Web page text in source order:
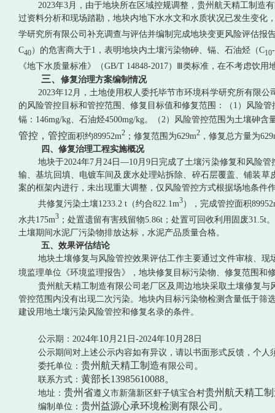
2023年3月，由于地块所在区域控规调整， 贵州航天精工制造
过资料分析和现场踏勘，地块内地下水水文和水质状况已发生变
学研究所有限公司补充调查与评估并编制完成地块变更风险评估
C40）的危害商大于1 ，表明地块内土壤污染物砷、镉、石油烃（C10
《地下水质量标准》（GB/T 14848-2017） Ⅲ类标准 ， 在不考虑饮用
三、修复治理方案编制情况
2023年12 月，土地使用权人委托毕节市环境科学研究所有限公
的 风险管控目标和管控范围、 修复目标值和修复范围： （ 1 ）风险管
镉： 146mg/kg 、石油烃4500mg/kg。 （ 2 ）风险管控范围为土壤砷含
管控，管控面积约89952m2 ；修复范围为629m2 ，修复总方量为
四、修复治理工程实施概况
地块于2024年7 月 24日 —10月 9日完成了土壤污染修复和风险
输、基坑回填、电镀车间及废水处理站拆除、碎石层覆盖、铺装
案的框架内进行，未出现重大调整，仅风险管控方式根据场地条件
共修复污染土壤1233.2 t （约合822.1m3），完成管控面积
水共175m3 ；处置遗留有害残留物5.86t ；处置可回收利用固废31.5t
土壤期间水泥厂污染物排放达标，水泥产品质量合格。
五、效果评估结论
地块土壤修复与风险管控效果评估工作主要通过文件审核、
境监理单位《环境监理报告》，地块修复目标污染物、修复范围和
贵州航天精工制造有限公司老厂区及周边地块采取土壤修复
管控范围内没有出现二次污染。地块内目标污染物检测含量低于
建设用地土壤污染风险管控和修复名录的条件。
公示期： 2024年10 月 21 日-2024年10 月 28日
公示期间对上述公示内容如有异议，请以书面形式反馈，个人
委托单位： 贵州航天精工制造有限公司 。
联系方式： 黄部长13985610088。
地址： 贵州省遵义市新蒲新区虾子镇宝合村贵州航天精工
编制单位： 贵州益源心承环境检测有限公司。